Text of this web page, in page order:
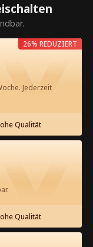
um
Mama
Jederzeit
Qualität
26% REDUZIERT
Qualität